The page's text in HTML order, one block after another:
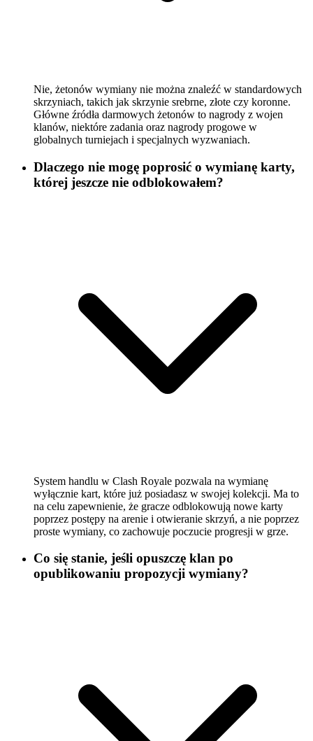
Nie, żetonów wymiany nie można znaleźć w standardowych
skrzyniach, takich jak skrzynie srebrne, złote czy koronne.
Główne źródła darmowych żetonów to nagrody z wojen
klanów, niektóre zadania oraz nagrody progowe w
globalnych turniejach i specjalnych wyzwaniach.
Dlaczego nie mogę poprosić o wymianę karty,
której jeszcze nie odblokowałem?
System handlu w Clash Royale pozwala na wymianę
wyłącznie kart, które już posiadasz w swojej kolekcji. Ma to
na celu zapewnienie, że gracze odblokowują nowe karty
poprzez postępy na arenie i otwieranie skrzyń, a nie poprzez
proste wymiany, co zachowuje poczucie progresji w grze.
Co się stanie, jeśli opuszczę klan po
opublikowaniu propozycji wymiany?